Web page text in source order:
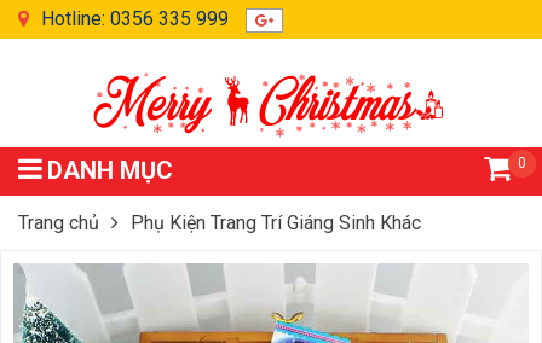
Hotline: 0356 335 999
DANH MỤC 0
Trang chủ Phụ Kiện Trang Trí Giáng Sinh Khác
Set Thiệp Trang Trí Cây Thông Noel